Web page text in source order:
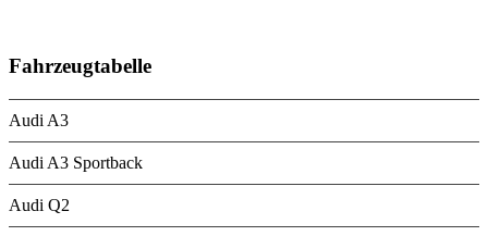
Fahrzeugtabelle
Audi A3
Audi A3 Sportback
Audi Q2